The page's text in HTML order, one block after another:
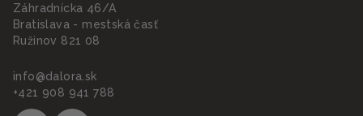
Záhradnícka 46/A
Bratislava - mestská časť
Ružinov 821 08
info@dalora.sk
+421 908 941 788